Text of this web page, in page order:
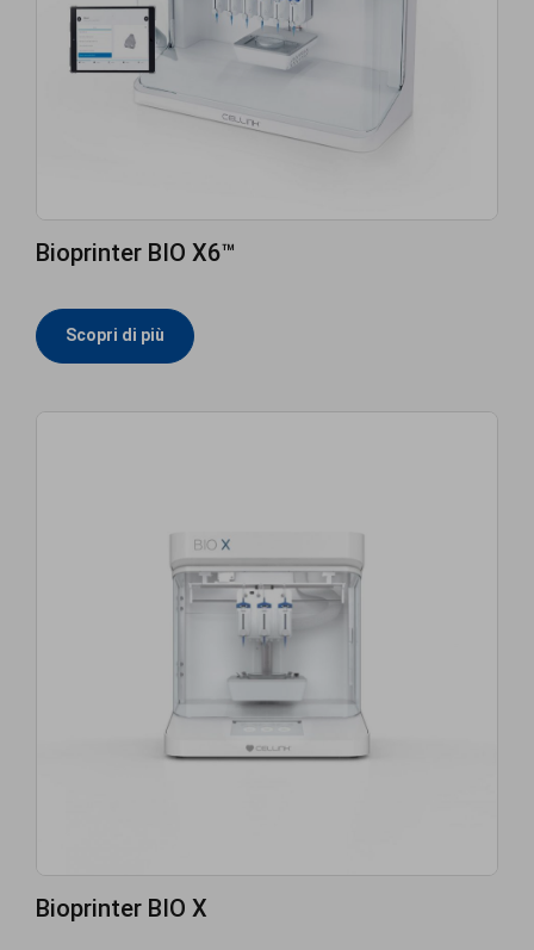
Bioprinter BIO X6™
Scopri di più
Bioprinter BIO X